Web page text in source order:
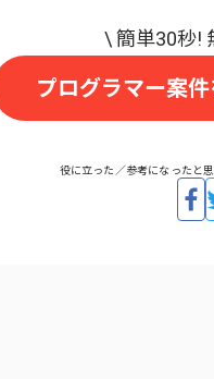
プログラマー案
役に立った／参考になったと